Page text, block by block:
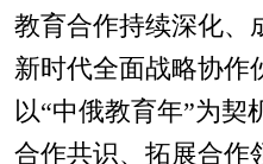
教育合作持续深化、
新时代全面战略协作
以“中俄教育年”为契
合作共识、拓展合作